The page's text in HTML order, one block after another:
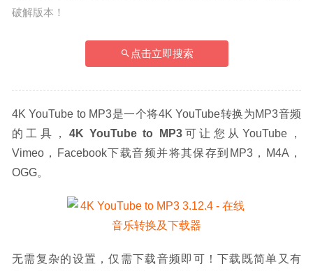
破解版本！
点击立即搜索
4K YouTube to MP3是一个将4K YouTube转换为MP3音频
的工具， 4K YouTube to MP3可让您从YouTube，
Vimeo，Facebook下载音频并将其保存到MP3，M4A，
OGG。
无需复杂的设置，仅需下载音频即可！下载既简单又有